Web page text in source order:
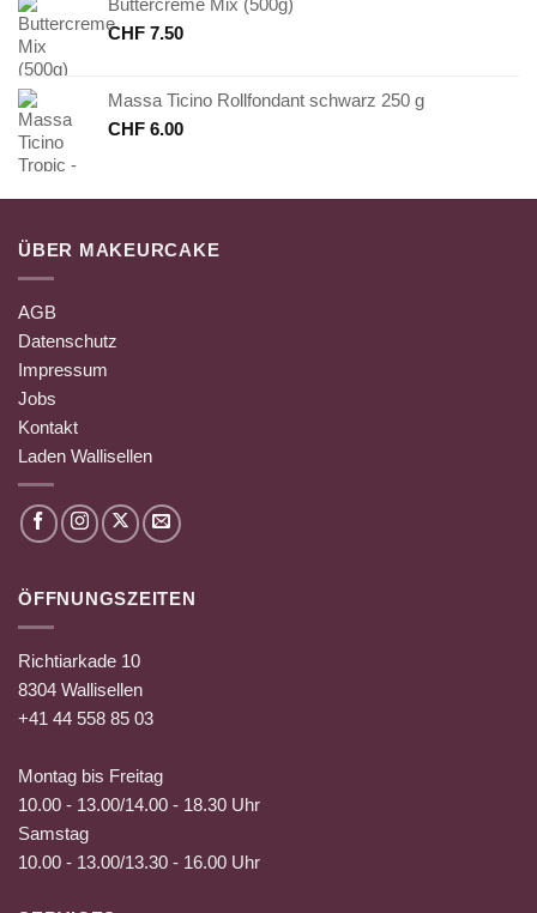
Buttercreme Mix (500g)
CHF 7.50
Massa Ticino Rollfondant schwarz 250 g
CHF 6.00
ÜBER MAKEURCAKE
AGB
Datenschutz
Impressum
Jobs
Kontakt
Laden Wallisellen
ÖFFNUNGSZEITEN
Richtiarkade 10
8304 Wallisellen
+41 44 558 85 03
Montag bis Freitag
10.00 - 13.00/14.00 - 18.30 Uhr
Samstag
10.00 - 13.00/13.30 - 16.00 Uhr